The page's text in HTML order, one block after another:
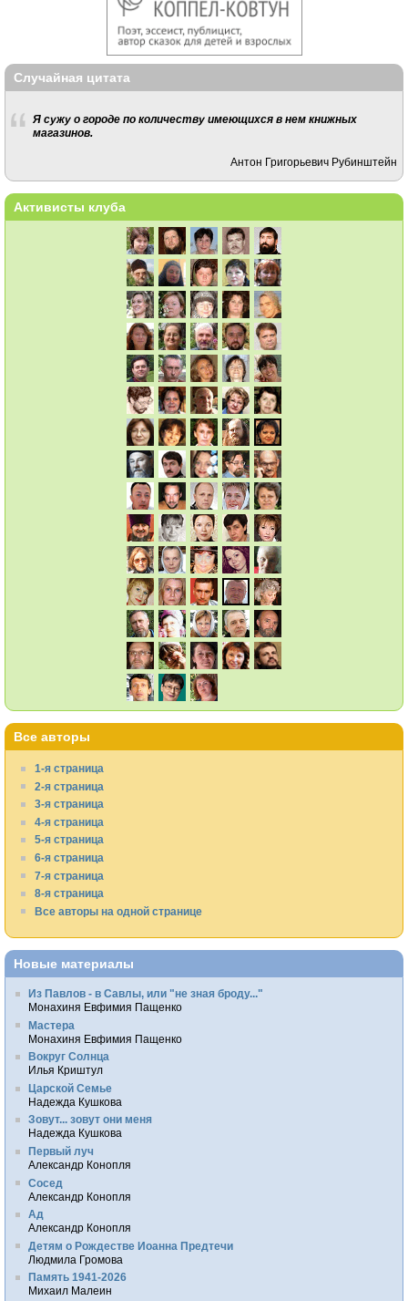
Случайная цитата
Я сужу о городе по количеству имеющихся в нем книжных
магазинов.
Антон Григорьевич Рубинштейн
Активисты клуба
Все авторы
1-я страница
2-я страница
3-я страница
4-я страница
5-я страница
6-я страница
7-я страница
8-я страница
Все авторы на одной странице
Новые материалы
Из Павлов - в Савлы, или "не зная броду..."
Монахиня Евфимия Пащенко
Мастера
Монахиня Евфимия Пащенко
Вокруг Солнца
Илья Криштул
Царской Семье
Надежда Кушкова
Зовут... зовут они меня
Надежда Кушкова
Первый луч
Александр Конопля
Сосед
Александр Конопля
Ад
Александр Конопля
Детям о Рождестве Иоанна Предтечи
Людмила Громова
Память 1941-2026
Михаил Малеин